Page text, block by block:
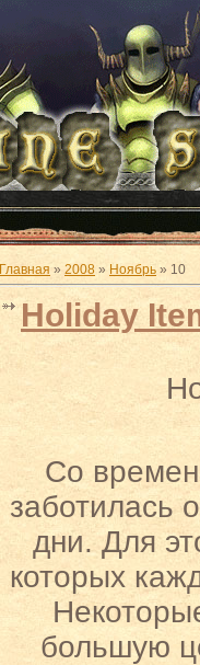
Главная » 2008 » Ноябрь » 10
Holiday
Со
заботилась
дни. Для
которых
большую